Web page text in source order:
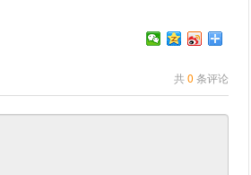
共0 条评论